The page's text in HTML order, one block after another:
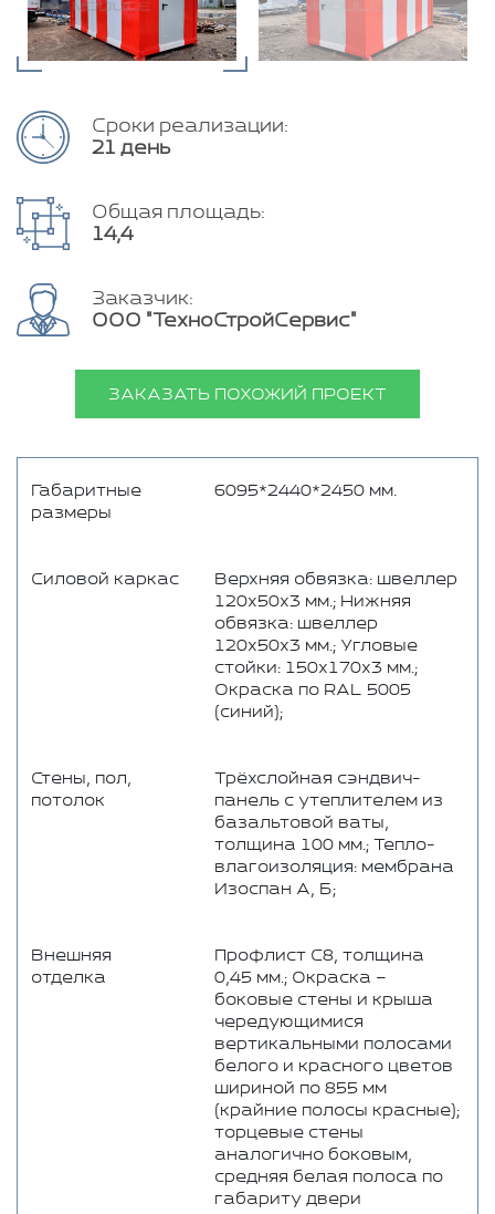
Сроки реализации:
21 день
Общая площадь:
14,4
Заказчик:
ООО "ТехноСтройСервис"
ЗАКАЗАТЬ ПОХОЖИЙ ПРОЕКТ
Габаритные
размеры
6095*2440*2450 мм.
Силовой каркас
Верхняя обвязка: швеллер
120х50х3 мм.; Нижняя
обвязка: швеллер
120х50х3 мм.; Угловые
стойки: 150х170х3 мм.;
Окраска по RAL 5005
(синий);
Стены, пол,
потолок
Трёхслойная сэндвич-
панель с утеплителем из
базальтовой ваты,
толщина 100 мм.; Тепло-
влагоизоляция: мембрана
Изоспан А, Б;
Внешняя
отделка
Профлист C8, толщина
0,45 мм.; Окраска –
боковые стены и крыша
чередующимися
вертикальными полосами
белого и красного цветов
шириной по 855 мм
(крайние полосы красные);
торцевые стены
аналогично боковым,
средняя белая полоса по
габариту двери